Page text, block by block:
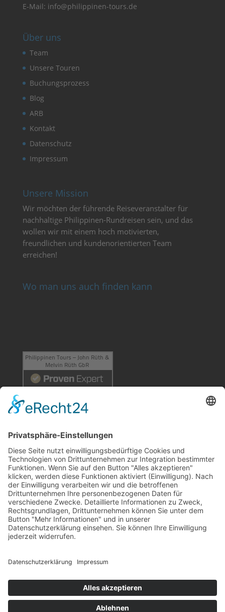
E-Mail: info@philippinen-tours.de
Über uns
Team
Unsere Touren
Buchungsprozess
Blog
ARB
Kontakt
Datenschutz
Impressum
Unsere Mission
Wir möchten der führende Reiseveranstalter für
nachhaltige Philippinen-Rundreisen sein, und das
wollen wir mit einem hoch motivierten,
freundlichen und kundenorientierten Team
erreichen!
Wo man uns auch finden kann
© Philippinen Tours
2009 - 2026. Reisen, Urlaub,
Insider-Tipps und Meer. Abenteuerurlaub und
von deutschem Reiseveranstalter mit
Sicherungsschein und Sitz im schönen Bayern
zwischen Augsburg und München.